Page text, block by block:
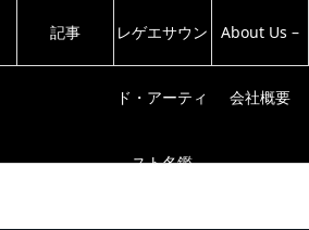
記事 レゲエサウン
ド・アーティ
スト名鑑
About Us –
会社概要